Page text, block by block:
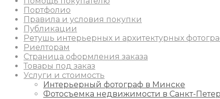
Портфолио
Правила и условия покупки
Публикации
Ретушь интерьерных и архитектурных
Риелторам
Страница оформления заказа
Товары под заказ
Услуги и стоимость
Интерьерный фотограф в Минске
Фотосъемка недвижимости в Санкт-